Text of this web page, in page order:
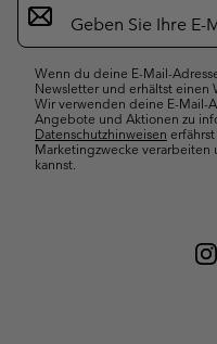
Anmeldung
Wenn du deine E-Mail-
Newsletter und erhältst einen
Wir verwenden deine E-Mail-
Angebote und Aktionen zu
Datenschutzhinweisen
Marketingzwecke
kannst.